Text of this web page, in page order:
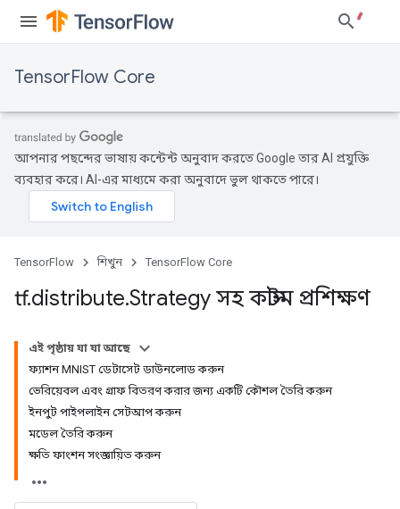
TensorFlow Core
আপনার পছন্দের ভাষায় কন্টেন্ট অনুবাদ করতে Google তার AI প্রযুক্তি
ব্যবহার করে। AI-এর মাধ্যমে করা অনুবাদে ভুল থাকতে পারে।
TensorFlow শিখুন TensorFlow Core
tf.distribute.Strategy সহ কাস্টম প্রশিক্ষণ
এই পৃষ্ঠায় যা যা আছে
ফ্যাশন MNIST ডেটাসেট ডাউনলোড করুন
ভেরিয়েবল এবং গ্রাফ বিতরণ করার জন্য একটি কৌশল তৈরি করুন
ইনপুট পাইপলাইন সেটআপ করুন
মডেল তৈরি করুন
ক্ষতি ফাংশন সংজ্ঞায়িত করুন